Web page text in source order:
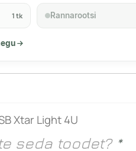
1 tk Rannarootsi
Xtar Light 4U
seda toodet? *